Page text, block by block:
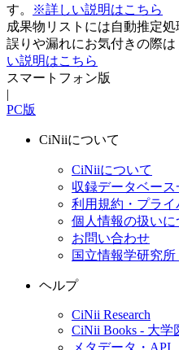
す。
※詳しい説明はこちら
成果物リストには自動推定
誤りや漏れにお気付きの際は
い説明はこちら
スマートフォン版
|
PC版
CiNiiについて
CiNiiについて
収録データベース
利用規約・プラ
個人情報の扱いに
お問い合わせ
国立情報学研究
ヘルプ
CiNii Research
CiNii Books - 大